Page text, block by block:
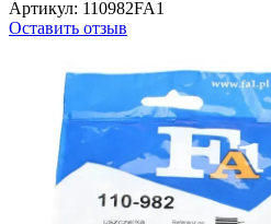
Артикул: 110982FA1
Оставить отзыв